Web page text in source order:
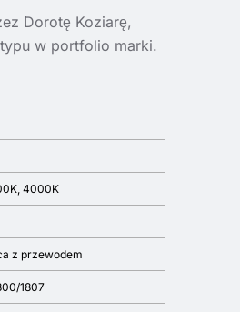
Dorotę Koziarę,
w portfolio marki.
4000K
z przewodem
1807